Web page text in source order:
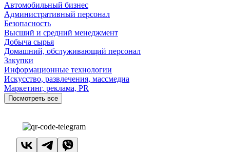
Автомобильный бизнес
Административный персонал
Безопасность
Высший и средний менеджмент
Добыча сырья
Домашний, обслуживающий персонал
Закупки
Информационные технологии
Искусство, развлечения, массмедиа
Маркетинг, реклама, PR
Посмотреть все